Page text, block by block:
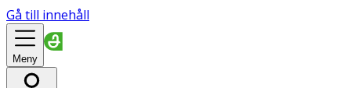
Gå till innehåll
Meny